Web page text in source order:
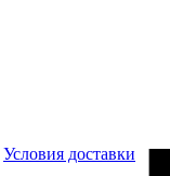
Условия доставки